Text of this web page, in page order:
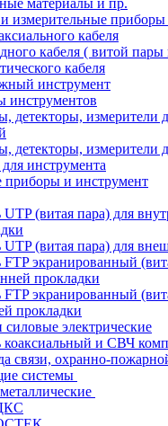
материалы и пр.
измерительные приборы
кабеля
кабеля ( витой пары
кабеля
инструмент
инструментов
детекторы, измерители
детекторы, измерители
инструмента
приборы и инструмент
UTP (витая пара) для
UTP (витая пара) для
FTP экранированный
прокладки
FTP экранированный
прокладки
силовые электрические
коаксиальный и СВЧ
связи, охранно-
системы